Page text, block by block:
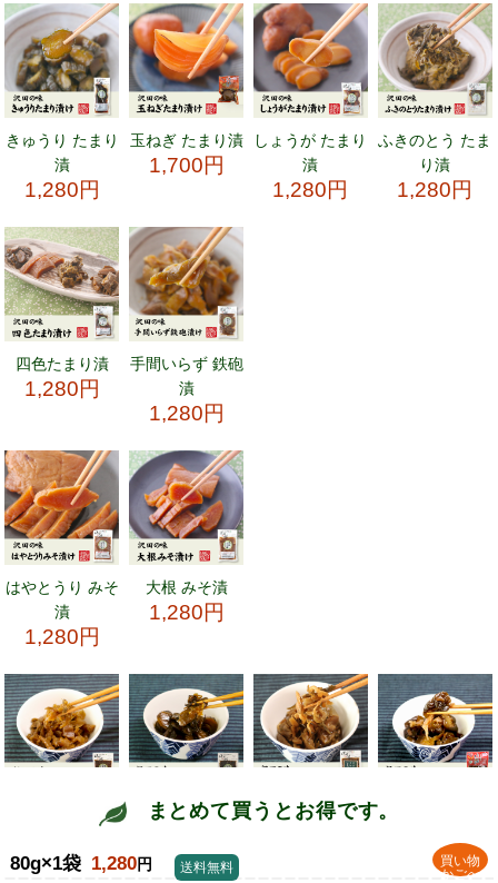
まとめて買うとお得です。
80g×1袋 1,280円
買い物
かごへ
送料無料